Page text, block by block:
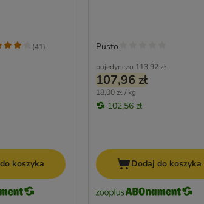
(41)
koszyka
pojedynczo 113,92 zł
107,96 zł
18,00 zł / kg
102,56 zł
Pusto
Dodaj do koszyka